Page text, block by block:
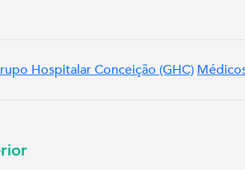
Hospitalar Conceição (GHC)